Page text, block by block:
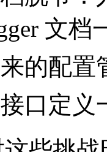
文
的配置
口定义